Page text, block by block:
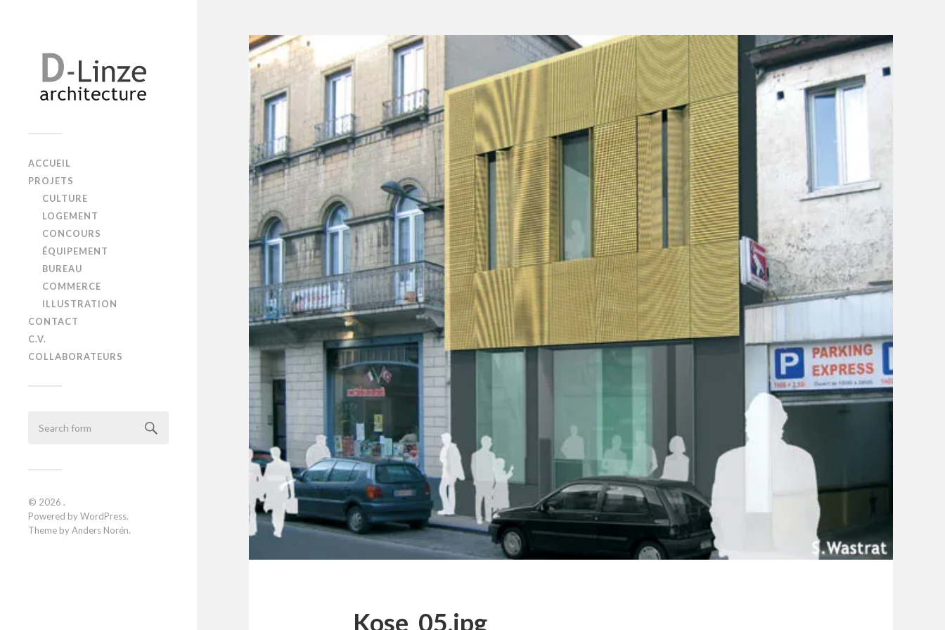
ACCUEIL
PROJETS
CULTURE
LOGEMENT
CONCOURS
ÉQUIPEMENT
BUREAU
COMMERCE
ILLUSTRATION
CONTACT
C.V.
COLLABORATEURS
© 2026 .
Powered byWordPress.
Theme byAnders Norén.
Kose_05.jpg